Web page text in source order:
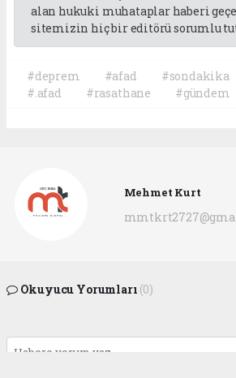
alan hukuki muhataplar haberi
sitemizin hiç bir editörü sorumlu
#deprem #afad #sondakika
#.afad
#rasathane #gündem
Mehmet Kurt
Okuyucu Yorumları (0)